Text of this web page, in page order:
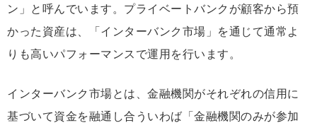
ン」と呼んでいます。プライベートバンクが顧客から預
かった資産は、「インターバンク市場」を通じて通常よ
りも高いパフォーマンスで運用を行います。
インターバンク市場とは、金融機関がそれぞれの信用に
基づいて資金を融通し合ういわば「金融機関のみが参加